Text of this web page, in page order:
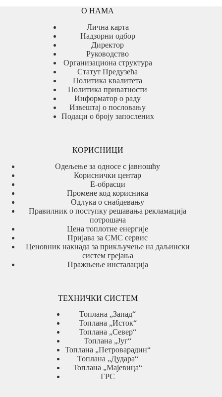
О НАМА
Лична карта
Надзорни одбор
Директор
Руководство
Организациона структура
Статут Предузећа
Политика квалитета
Политика приватности
Информатор о раду
Извештај о пословању
Подаци о броју запослених
КОРИСНИЦИ
Одељење за односе с јавношћу
Кориснички центар
Е-обрасци
Промене код корисника
Одлука о снабдевању
Правилник о поступку решавања рекламација
потрошача
Цена топлотне енергије
Пријава за СМС сервис
Ценовник накнада за прикључење на даљински
систем грејања
Пражњење инсталација
ТЕХНИЧКИ СИСТЕМ
Топлана „Запад“
Топлана „Исток“
Топлана „Север“
Топлана „Југ“
Топлана „Петроварадин“
Топлана „Дудара“
Топлана „Мајевица“
ГРС